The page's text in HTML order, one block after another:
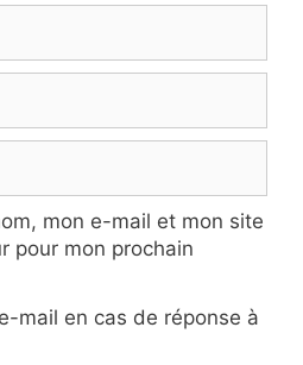
mon e-mail et mon site
pour mon prochain
mail en cas de réponse à